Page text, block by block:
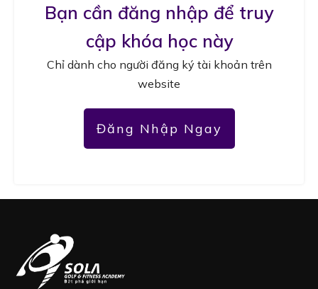
Bạn cần đăng nhập để truy
cập khóa học này
Chỉ dành cho người đăng ký tài khoản trên
website
Đăng Nhập Ngay